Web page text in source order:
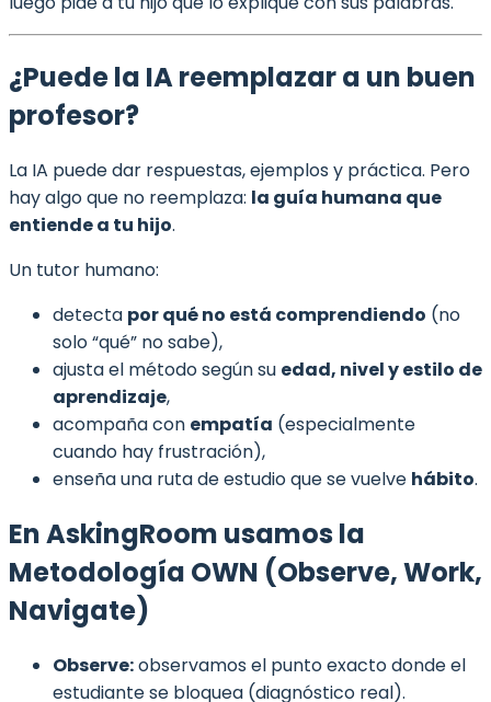
¿Puede la IA reemplazar a un buen
profesor?
La IA puede dar respuestas, ejemplos y práctica. Pero
hay algo que no reemplaza: la guía humana que
entiende a tu hijo.
Un tutor humano:
detecta por qué no está comprendiendo (no
solo “qué” no sabe),
ajusta el método según su edad, nivel y estilo de
aprendizaje,
acompaña con empatía (especialmente
cuando hay frustración),
enseña una ruta de estudio que se vuelve hábito.
En AskingRoom usamos la
Metodología OWN (Observe, Work,
Navigate)
Observe:observamos el punto exacto donde el
estudiante se bloquea (diagnóstico real).